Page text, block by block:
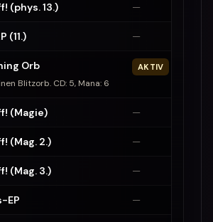
(phys. 13.) —
(11.) —
Orb
Blitzorb. CD: 5, Mana: 6
AKTIV
(Magie) —
(Mag. 2.) —
(Mag. 3.) —
EP —